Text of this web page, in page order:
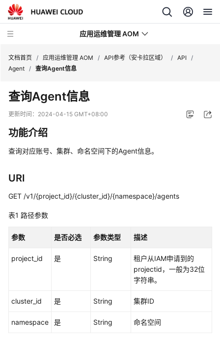
应用运维管理 AOM
最
新
动
品
绍
计
说
速
户
文档首页 / 应用运维管理 AOM / API参考（安卡拉区域） / API /
Agent / 查询Agent信息
查询Agent信息
更新时间： 2024-04-15 GMT+08:00
功能介绍
查询对应账号、集群、命名空间下的Agent信息。
URI
GET /v1/{project_id}/{cluster_id}/{namespace}/agents
表1 路径参数
参数 是否必选 参数类型 描述
project_id 是 String
租户从IAM申请到的
projectid，一般为32位
字符串。
cluster_id 是 String 集群ID
namespace 是 String 命名空间